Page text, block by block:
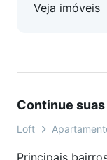
Veja imóveis
Continue
Loft